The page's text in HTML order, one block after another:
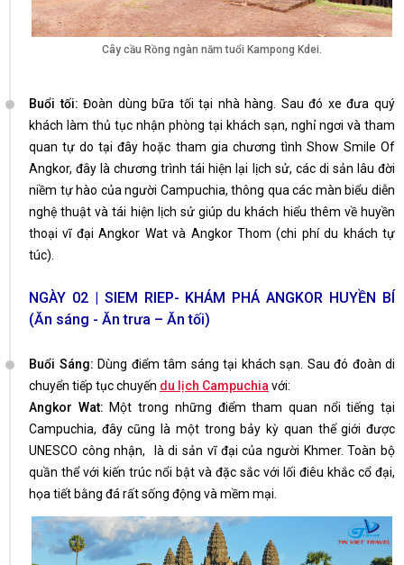
Cây cầu Rồng ngàn năm tuổi Kampong Kdei.
Buổi tối: Đoàn dùng bữa tối tại nhà hàng. Sau đó xe đưa quý
khách làm thủ tục nhận phòng tại khách sạn, nghỉ ngơi và tham
quan tự do tại đây hoặc tham gia chương tình Show Smile Of
Angkor, đây là chương trình tái hiện lại lịch sử, các di sản lâu đời
niềm tự hào của người Campuchia, thông qua các màn biểu diễn
nghệ thuật và tái hiện lịch sử giúp du khách hiểu thêm về huyền
thoại vĩ đại Angkor Wat và Angkor Thom (chi phí du khách tự
túc).
NGÀY 02 | SIEM RIEP- KHÁM PHÁ ANGKOR HUYỀN BÍ
(Ăn sáng - Ăn trưa – Ăn tối)
Buổi Sáng: Dùng điểm tâm sáng tại khách sạn. Sau đó đoàn di
chuyển tiếp tục chuyến du lịch Campuchiavới:
Angkor Wat: Một trong những điểm tham quan nổi tiếng tại
Campuchia, đây cũng là một trong bảy kỳ quan thế giới được
UNESCO công nhận, là di sản vĩ đại của người Khmer. Toàn bộ
quần thể với kiến trúc nổi bật và đặc sắc với lối điêu khắc cổ đại,
họa tiết bằng đá rất sống động và mềm mại.